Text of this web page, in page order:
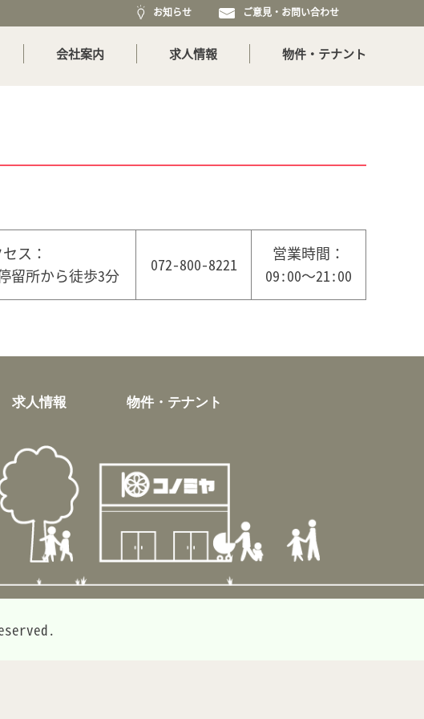
お知らせ ご意見・お問い合わせ
会社案内 求人情報 物件・テナント
ス：
留所から徒歩3分
072-800-8221
営業時間：
09:00～21:00
求人情報 物件・テナント